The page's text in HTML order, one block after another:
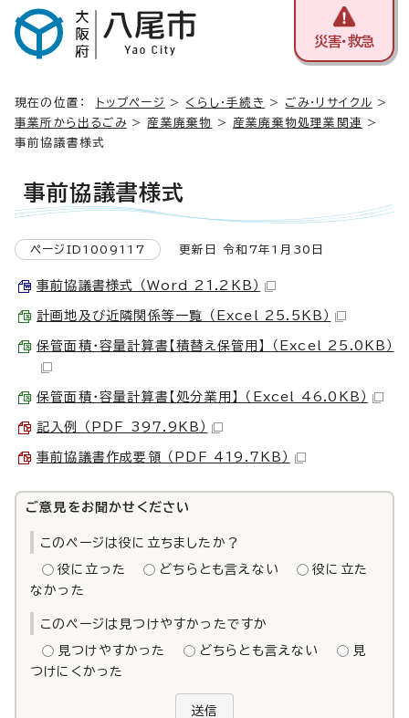
災害・救急
現在の位置： トップページ > くらし・手続き > ごみ・リサイクル >
事業所から出るごみ> 産業廃棄物 > 産業廃棄物処理業関連
>
事前協議書様式
事前協議書様式
ページID1009117 更新日 令和7年1月30日
事前協議書様式 （Word 21.2KB）
計画地及び近隣関係等一覧 （Excel 25.5KB）
保管面積・容量計算書【積替え保管用】 （Excel 25.0KB）
保管面積・容量計算書【処分業用】 （Excel 46.0KB）
記入例 （PDF 397.9KB）
事前協議書作成要領 （PDF 419.7KB）
ご意見をお聞かせください
このページは役に立ちましたか？
役に立った どちらとも言えない
役に立た
なかった
このページは見つけやすかったですか
見つけやすかった どちらとも言えない
見
つけにくかった
送信